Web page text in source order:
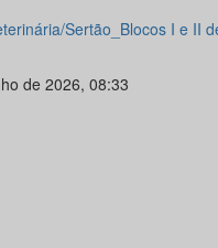
Sertão_Blocos I e II
de 2026, 08:33